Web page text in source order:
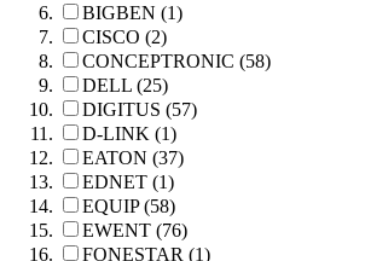
BIGBEN (1)
CISCO (2)
CONCEPTRONIC (58)
DELL (25)
DIGITUS (57)
D-LINK (1)
EATON (37)
EDNET (1)
EQUIP (58)
EWENT (76)
FONESTAR (1)